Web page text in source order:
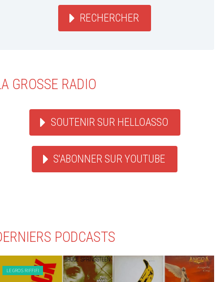
RECHERCHER
GROSSE RADIO
SOUTENIR SUR HELLOASSO
S'ABONNER SUR YOUTUBE
PODCASTS
LE GROS RIFFIFI